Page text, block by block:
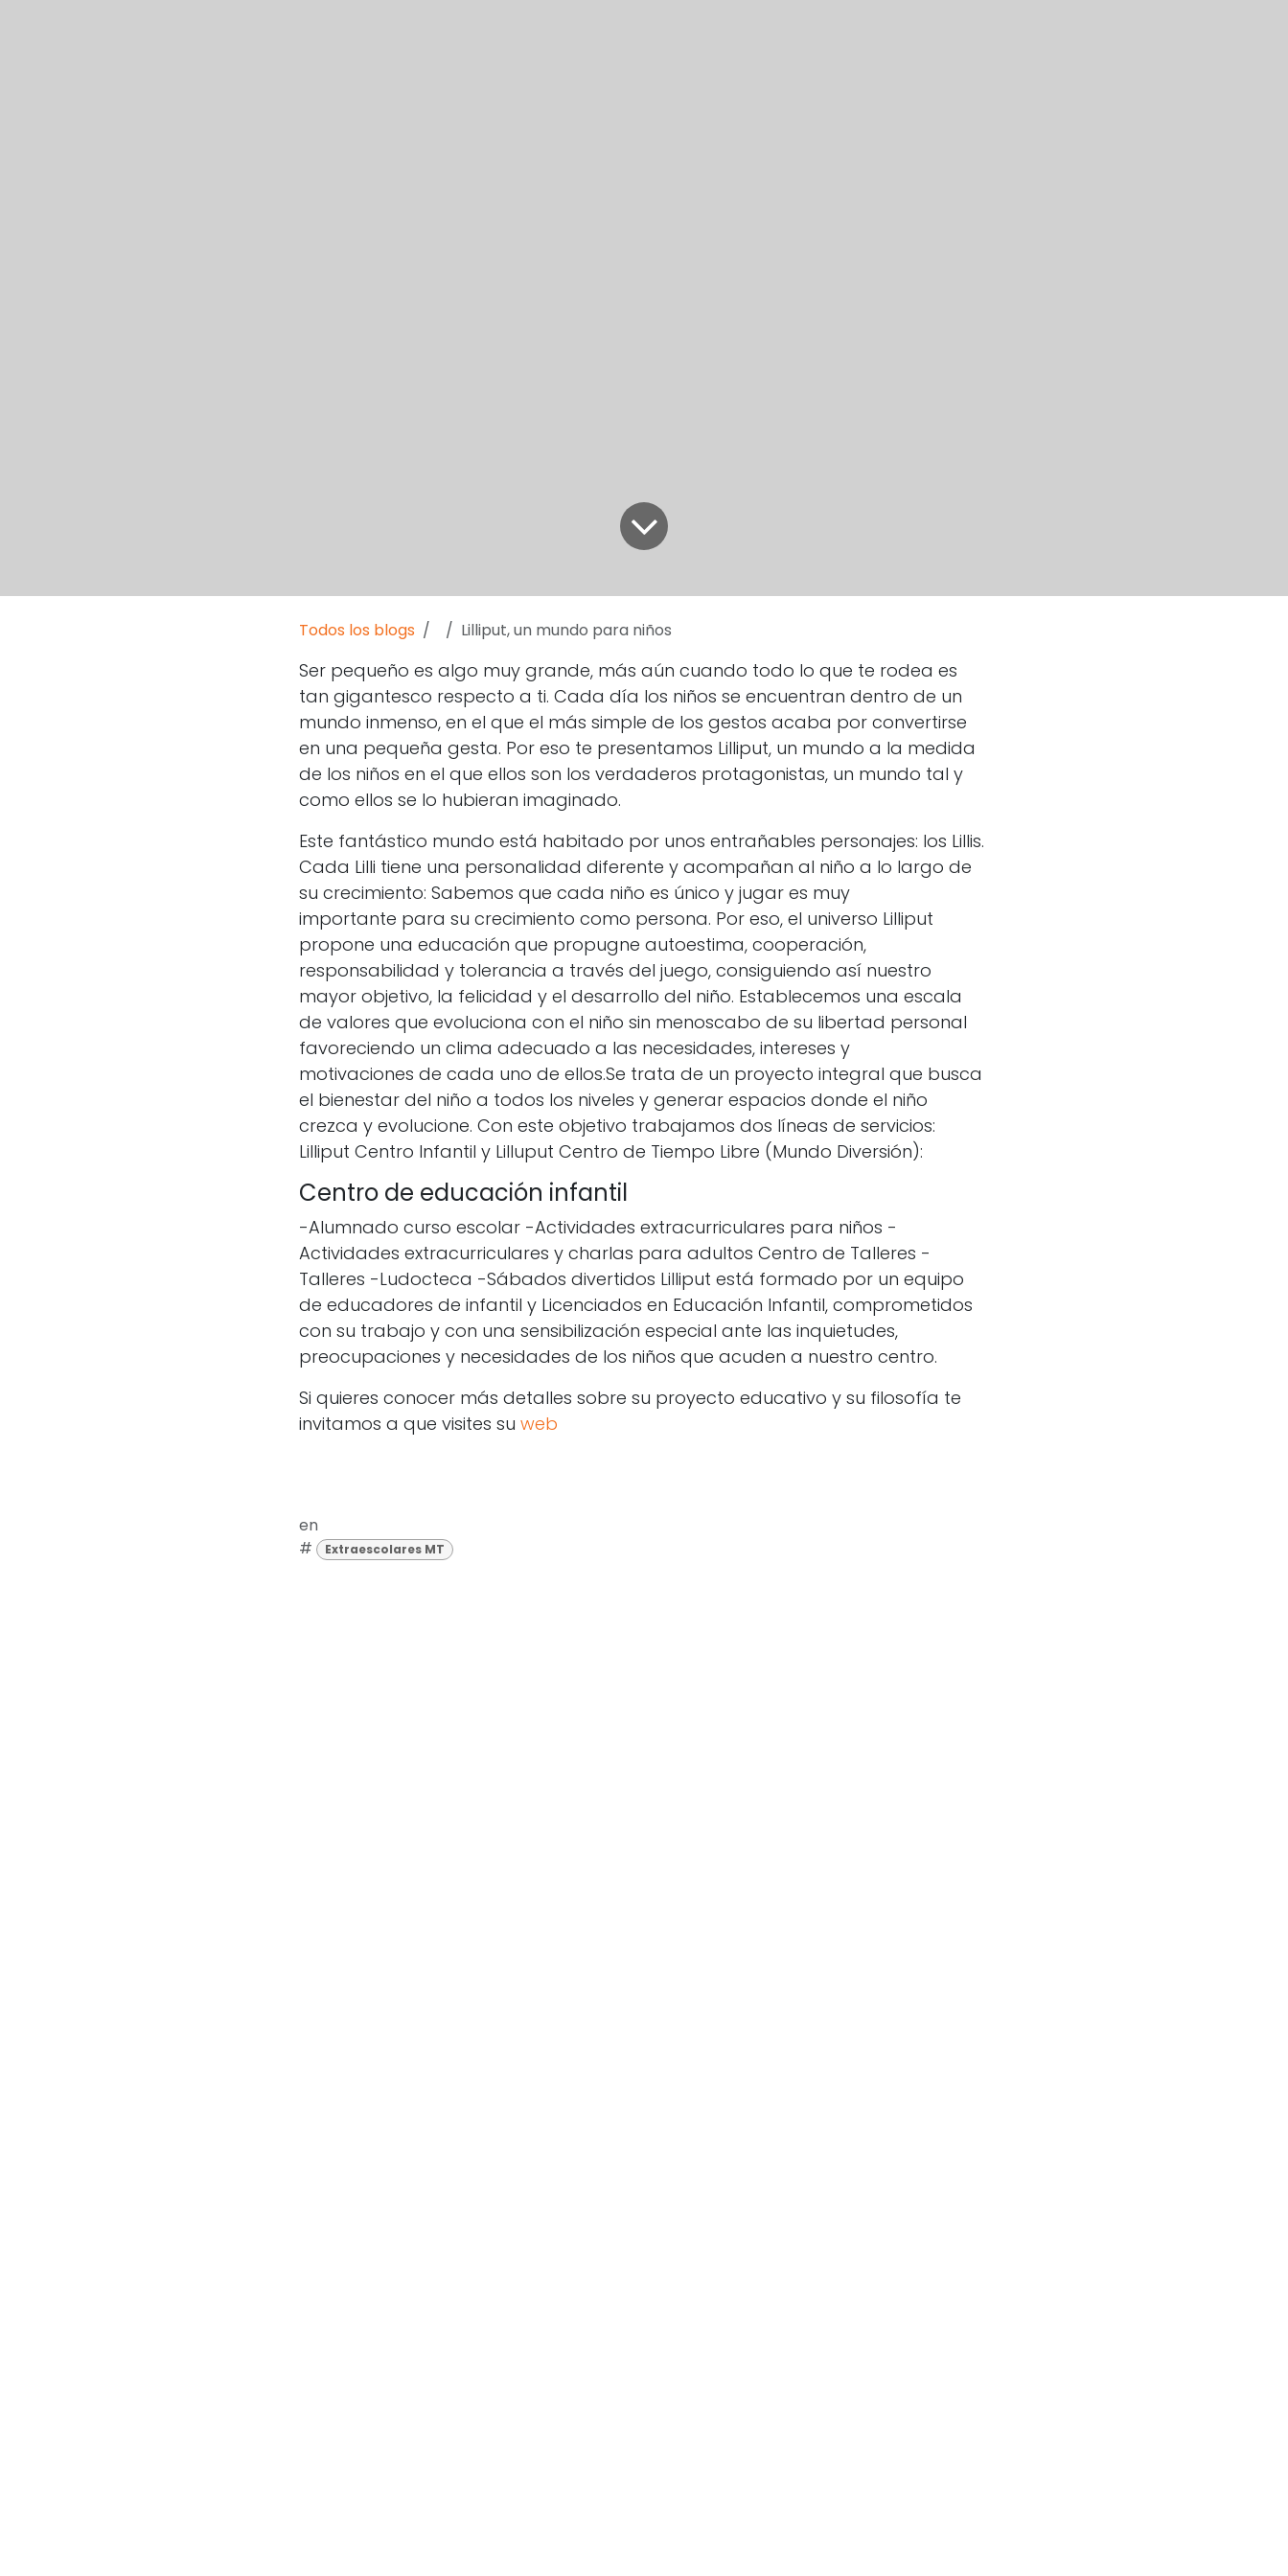
Todos los blogs Lilliput, un mundo para niños
Ser pequeño es algo muy grande, más aún cuando todo lo que te rodea es
tan gigantesco respecto a ti. Cada día los niños se encuentran dentro de un
mundo inmenso, en el que el más simple de los gestos acaba por convertirse
en una pequeña gesta. Por eso te presentamos Lilliput, un mundo a la medida
de los niños en el que ellos son los verdaderos protagonistas, un mundo tal y
como ellos se lo hubieran imaginado.
Este fantástico mundo está habitado por unos entrañables personajes: los Lillis.
Cada Lilli tiene una personalidad diferente y acompañan al niño a lo largo de
su crecimiento: Sabemos que cada niño es único y jugar es muy
importante para su crecimiento como persona. Por eso, el universo Lilliput
propone una educación que propugne autoestima, cooperación,
responsabilidad y tolerancia a través del juego, consiguiendo así nuestro
mayor objetivo, la felicidad y el desarrollo del niño. Establecemos una escala
de valores que evoluciona con el niño sin menoscabo de su libertad personal
favoreciendo un clima adecuado a las necesidades, intereses y
motivaciones de cada uno de ellos.Se trata de un proyecto integral que busca
el bienestar del niño a todos los niveles y generar espacios donde el niño
crezca y evolucione. Con este objetivo trabajamos dos líneas de servicios:
Lilliput Centro Infantil y Lilluput Centro de Tiempo Libre (Mundo Diversión):
Centro de educación infantil
-Alumnado curso escolar -Actividades extracurriculares para niños -
Actividades extracurriculares y charlas para adultos Centro de Talleres -
Talleres -Ludocteca -Sábados divertidos Lilliput está formado por un equipo
de educadores de infantil y Licenciados en Educación Infantil, comprometidos
con su trabajo y con una sensibilización especial ante las inquietudes,
preocupaciones y necesidades de los niños que acuden a nuestro centro.
Si quieres conocer más detalles sobre su proyecto educativo y su filosofía te
invitamos a que visites su web
en
#
Extraescolares MT